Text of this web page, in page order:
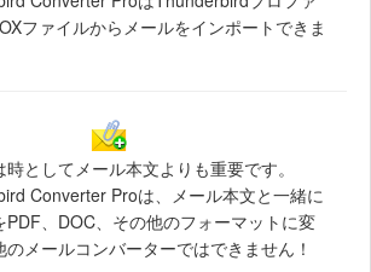
ファイルからメールをインポートできま
時としてメール本文よりも重要です。
Converter Proは、メール本文と一緒に
PDF、DOC、その他のフォーマットに変
メールコンバーターではできません！